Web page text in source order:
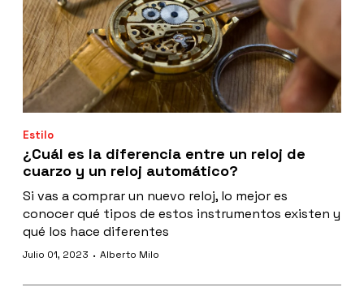
Estilo
¿Cuál es la diferencia entre un reloj de
cuarzo y un reloj automático?
Si vas a comprar un nuevo reloj, lo mejor es
conocer qué tipos de estos instrumentos existen y
qué los hace diferentes
Julio 01, 2023 · Alberto Milo